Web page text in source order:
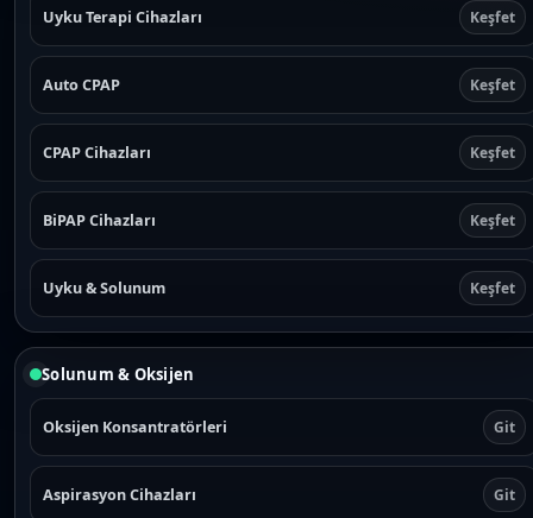
Uyku Terapi Cihazları Keşfet
Auto CPAP Keşfet
CPAP Cihazları Keşfet
BiPAP Cihazları Keşfet
Uyku & Solunum Keşfet
Solunum & Oksijen
Oksijen Konsantratörleri Git
Aspirasyon Cihazları Git